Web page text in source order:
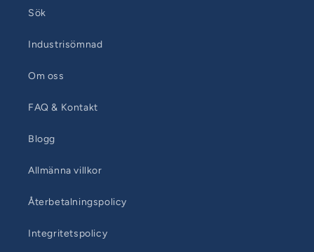
Sök
Industrisömnad
Om oss
FAQ & Kontakt
Blogg
Allmänna villkor
Återbetalningspolicy
Integritetspolicy